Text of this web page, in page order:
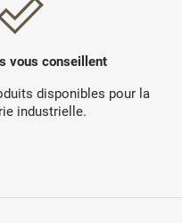
vous conseillent
disponibles pour la
industrielle.